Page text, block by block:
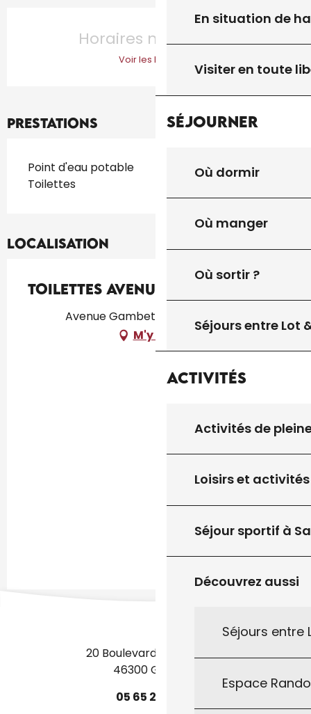
En situation de
Visiter en toute
Séjourner
Où dormir
Où manger
Où sortir ?
Séjours entre Lot
Activités
Activités de
Loisirs et activités
Séjour sportif à
Découvrez aussi
Séjours entre
Espace
Ouverture et coordonnées
Horaires non définis
Voir les horaires
Prestations
Point d'eau potable
Toilettes
Localisation
Toilettes Avenue
Avenue Gambetta, 46250 Cazals
M'y rendre
20 Boulevard des Martyrs
46300 Gourdon
05 65 27